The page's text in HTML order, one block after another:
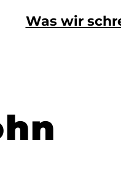
Was wir